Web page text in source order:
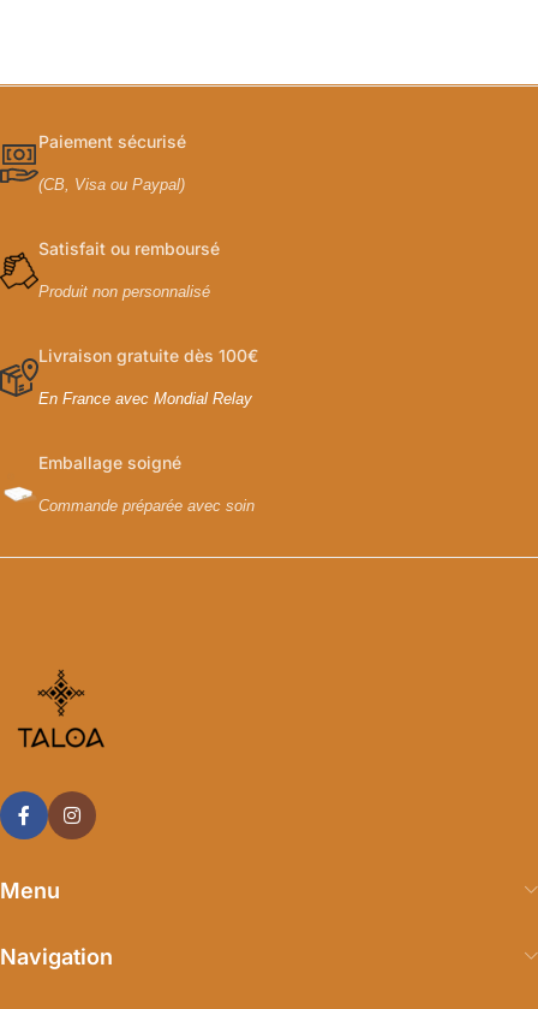
Paiement sécurisé
(CB, Visa ou Paypal)
Satisfait ou remboursé
Produit non personnalisé
Livraison gratuite dès 100€
En France avec Mondial Relay
Emballage soigné
Commande préparée avec soin
Menu
Navigation